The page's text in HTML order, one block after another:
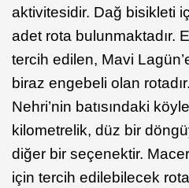
aktivitesidir. Dağ bisikleti
adet rota bulunmaktadır.
tercih edilen, Mavi
biraz engebeli olan
Nehri’nin batısındaki
kilometrelik, düz bir
diğer bir seçenektir.
için tercih edilebilecek